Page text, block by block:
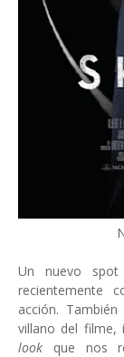
Un nuevo spot
recientemente
acción.
villano del filme,
look que nos